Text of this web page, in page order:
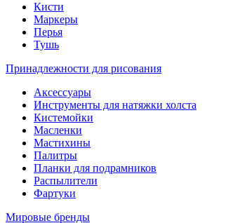
Кисти
Маркеры
Перья
Тушь
Принадлежности для рисования
Аксессуары
Инструменты для натяжки холста
Кистемойки
Масленки
Мастихины
Палитры
Планки для подрамников
Распылители
Фартуки
Мировые бренды